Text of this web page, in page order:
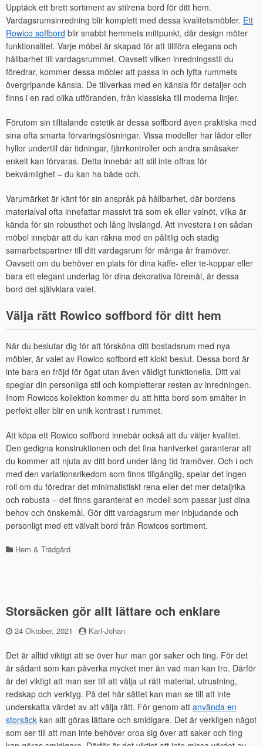
Upptäck ett brett sortiment av stilrena bord för ditt hem.
Vardagsrumsinredning blir komplett med dessa kvalitetsmöbler. Ett
Rowico soffbord blir snabbt hemmets mittpunkt, där design möter
funktionalitet. Varje möbel är skapad för att tillföra elegans och
hållbarhet till vardagsrummet. Oavsett vilken inredningsstil du
föredrar, kommer dessa möbler att passa in och lyfta rummets
övergripande känsla. De tillverkas med en känsla för detaljer och
finns i en rad olika utföranden, från klassiska till moderna linjer.
Förutom sin tilltalande estetik är dessa soffbord även praktiska med
sina ofta smarta förvaringslösningar. Vissa modeller har lådor eller
hyllor undertill där tidningar, fjärrkontroller och andra småsaker
enkelt kan förvaras. Detta innebär att stil inte offras för
bekvämlighet – du kan ha både och.
Varumärket är känt för sin anspråk på hållbarhet, där bordens
materialval ofta innefattar massivt trä som ek eller valnöt, vilka är
kända för sin robusthet och lång livslängd. Att investera i en sådan
möbel innebär att du kan räkna med en pålitlig och stadig
samarbetspartner till ditt vardagsrum för många år framöver.
Oavsett om du behöver en plats för dina kaffe- eller te-koppar eller
bara ett elegant underlag för dina dekorativa föremål, är dessa
bord det självklara valet.
Välja rätt Rowico soffbord för ditt hem
När du beslutar dig för att försköna ditt bostadsrum med nya
möbler, är valet av Rowico soffbord ett klokt beslut. Dessa bord är
inte bara en fröjd för ögat utan även väldigt funktionella. Ditt val
speglar din personliga stil och kompletterar resten av inredningen.
Inom Rowicos kollektion kommer du att hitta bord som smälter in
perfekt eller blir en unik kontrast i rummet.
Att köpa ett Rowico soffbord innebär också att du väljer kvalitet.
Den gedigna konstruktionen och det fina hantverket garanterar att
du kommer att njuta av ditt bord under lång tid framöver. Och i och
med den variationsrikedom som finns tillgänglig, spelar det ingen
roll om du föredrar det minimalistiskt rena eller det mer detaljrika
och robusta – det finns garanterat en modell som passar just dina
behov och önskemål. Gör ditt vardagsrum mer inbjudande och
personligt med ett välvalt bord från Rowicos sortiment.
Kategorier
Hem & Trädgård
Storsäcken gör allt lättare och enklare
Publicerad
24 Oktober, 2021 by
Karl-Johan
Det är alltid viktigt att se över hur man gör saker och ting. För det
är sådant som kan påverka mycket mer än vad man kan tro. Därför
är det viktigt att man ser till att välja ut rätt material, utrustning,
redskap och verktyg. På det här sättet kan man se till att inte
underskatta värdet av att välja rätt. För genom att använda en
storsäck kan allt göras lättare och smidigare. Det är verkligen något
som ser till att man inte behöver oroa sig över att saker och ting